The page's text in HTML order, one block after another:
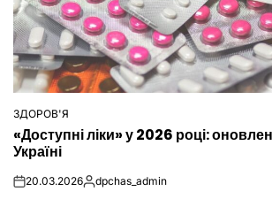
ОПУБЛІКУВАТИ
У
ЗДОРОВ'Я
«Доступні ліки» у 2026 році:
Україні
on20.03.2026Опубліковано
dpchas_admin